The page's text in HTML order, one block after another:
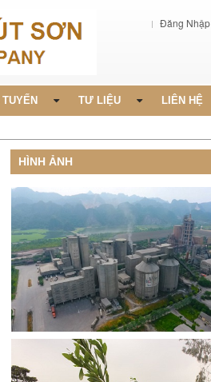
Đăng Nhập
TƯ LIỆU LIÊN HỆ
HÌNH ẢNH